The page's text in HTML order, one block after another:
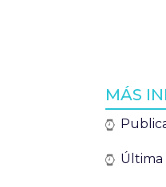
MÁS
Última